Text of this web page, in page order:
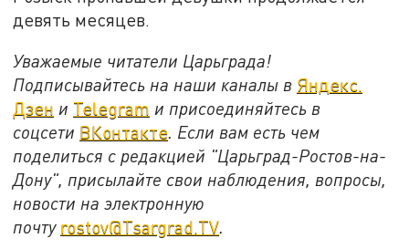
девять месяцев.
Уважаемые читатели Царьграда!
Подписывайтесь на наши каналы в Яндекс.
Дзен и Telegram и присоединяйтесь в
соцсети ВКонтакте. Если вам есть чем
поделиться с редакцией "Царьград-Ростов-на-
Дону", присылайте свои наблюдения, вопросы,
новости на электронную
почту rostov@Tsargrad.ТV.